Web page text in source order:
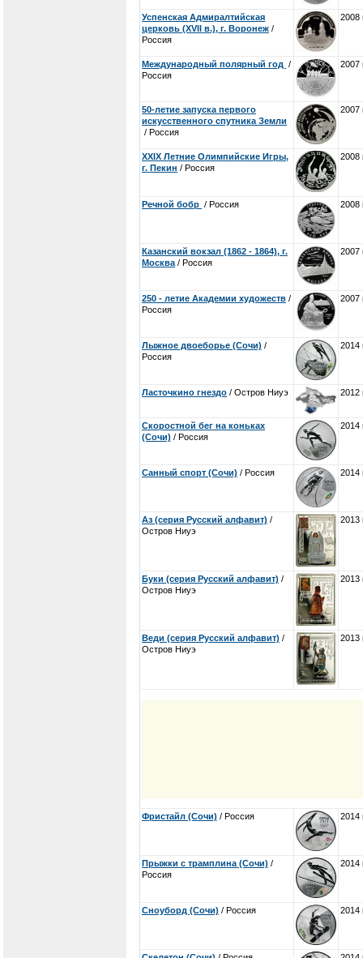
Успенская Адмиралтийская
церковь (XVII в.), г. Воронеж /
Россия
2008
Международный полярный год /
Россия
2007
50-летие запуска первого
искусственного спутника Земли
/ Россия
2007
XXIX Летние Олимпийские Игры,
г. Пекин / Россия
2008
Речной бобр / Россия 2008
Казанский вокзал (1862 - 1864), г.
Москва / Россия
2007
250 - летие Академии художеств /
Россия
2007
Лыжное двоеборье (Сочи) /
Россия
2014
Ласточкино гнездо / Остров Ниуэ 2012
Скоростной бег на коньках
(Сочи) / Россия
2014
Санный спорт (Сочи) / Россия 2014
Аз (серия Русский алфавит) /
Остров Ниуэ
2013
Буки (серия Русский алфавит) /
Остров Ниуэ
2013
Веди (серия Русский алфавит) /
Остров Ниуэ
2013
Фристайл (Сочи) / Россия 2014
Прыжки с трамплина (Сочи) /
Россия
2014
Сноуборд (Сочи) / Россия 2014